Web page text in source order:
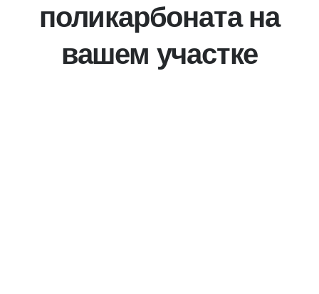
поликарбоната на
вашем участке